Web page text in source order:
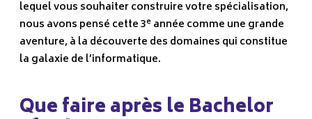
lequel vous souhaiter construire votre spécialisation,
nous avons pensé cette 3e année comme une grande
aventure, à la découverte des domaines qui constitue
la galaxie de l’informatique.
Que faire après le Bachelor